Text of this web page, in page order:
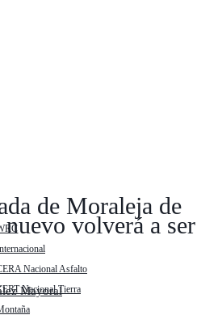
Nacional Asfalto
Nacional Tierra
de Moraleja de
volverá a ser
Mayoral